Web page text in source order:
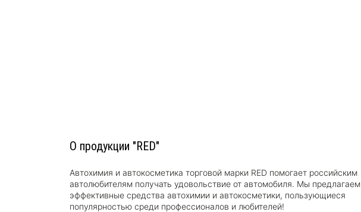
О продукции "RED"
Автохимия и автокосметика торговой марки RED помогает российским
автолюбителям получать удовольствие от автомобиля. Мы предлагаем
эффективные средства автохимии и автокосметики, пользующиеся
популярностью среди профессионалов и любителей!